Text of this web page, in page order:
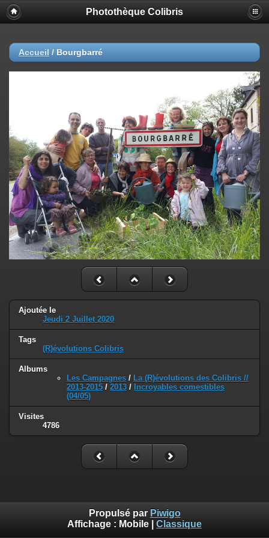
Photothèque Colibris
Accueil / Bourgbarré
Ajoutée le
Jeudi 2 Juillet 2020
Tags
(R)évolutions Colibris
Albums
Les Campagnes / La (R)évolutions des Colibris //
2013-2015 / 2013 / Incroyables comestibles
(04/05)
Visites
4786
Propulsé par Piwigo
Affichage : Mobile Classique